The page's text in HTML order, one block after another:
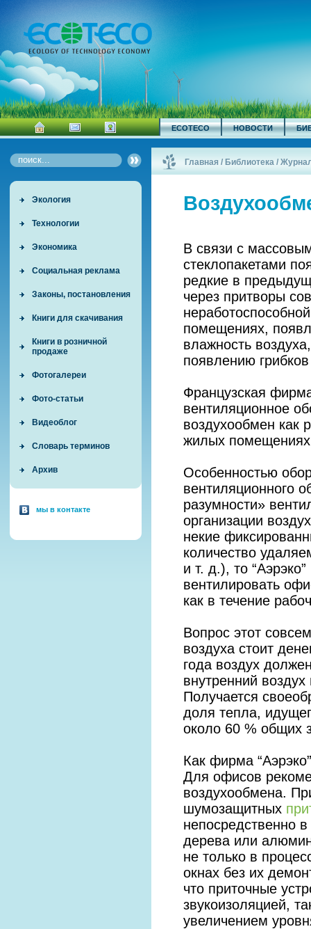
ECOTECO НОВОСТИ
Экология
Технологии
Экономика
Социальная реклама
Законы, постановления
Книги для скачивания
Книги в розничной
продаже
Фотогалереи
Фото-статьи
Видеоблог
Словарь терминов
Архив
мы в контакте
Главная / Библиотека /
В связи с
стеклопакетами
редкие в
через притворы
помещениях,
влажность
появлению
Французская
вентиляционное
воздухообмен как
жилых
Особенностью
вентиляционного
разумности»
организации
некие
количество
и т. д.), то
вентилировать
как в течение
Вопрос этот
воздуха стоит
года воздух
внутренний
Получается
доля тепла,
около 60 % общих
Как фирма
Для офисов
воздухообмена.
шумозащитных
непосредственно
дерева или
не только в
окнах без их
что приточные
звукоизоляцией,
увеличением